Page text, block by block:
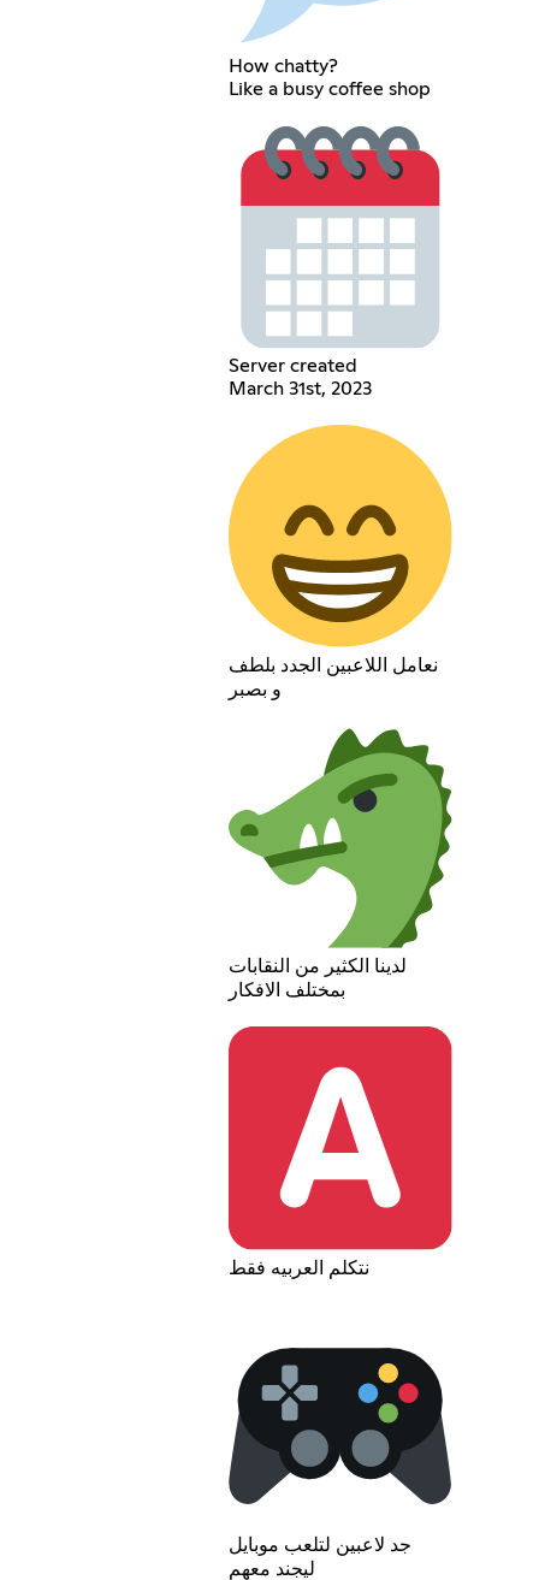
How chatty?
Like a busy coffee shop
Server created
March 31st, 2023
نعامل اللاعبين الجدد بلطف
و بصبر
لدينا الكثير من النقابات
بمختلف الافكار
نتكلم العربيه فقط
جد لاعبين لتلعب موبايل
ليجند معهم